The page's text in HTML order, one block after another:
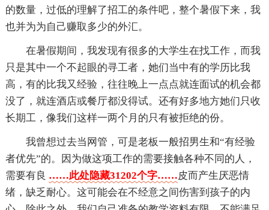
的数量，过低的理解了招工的条件吧，整个暑假下来，我
也并为为自己赚取多少的外汇。
在暑假期间，我发现有很多的大学生在找工作，而我
只是其中一个不起眼的寻工者，她们当中有的学历比我
高，有的比我又经验，往往晚上一点点就连面试的机会都
没了，就连酒店或餐厅都没得试。还有好多地方她们只收
长期工，像我们这样一两个月的只有被拒绝的份。
我曾想过去当网管，可是老板一般招男生和“有经验
者优先”的。因为做这项工作的需要接触各种不同的人，
需要有良 ……此处隐藏31202个字……皮而产生厌恶情
绪，缺乏耐心。这可能会在不经意之间伤害到孩子的内